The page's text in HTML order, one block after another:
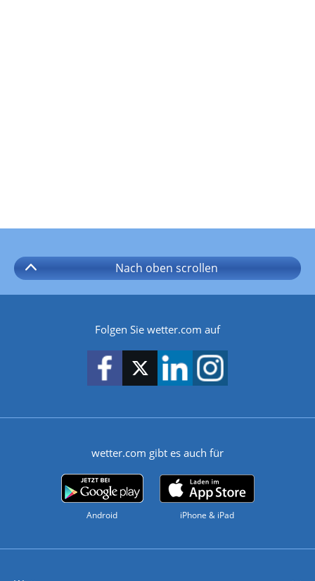
Nach oben scrollen
Folgen Sie wetter.com auf
wetter.com gibt es auch für
Android iPhone & iPad